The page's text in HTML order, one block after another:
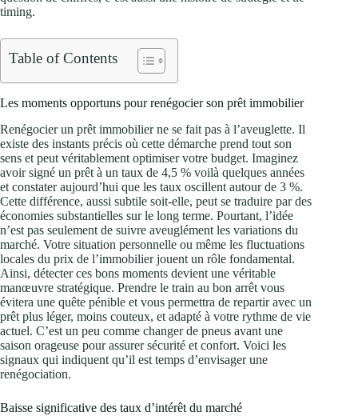
timing.
Table of Contents
Les moments opportuns pour renégocier son prêt immobilier
Renégocier un prêt immobilier ne se fait pas à l’aveuglette. Il
existe des instants précis où cette démarche prend tout son
sens et peut véritablement optimiser votre budget. Imaginez
avoir signé un prêt à un taux de 4,5 % voilà quelques années
et constater aujourd’hui que les taux oscillent autour de 3 %.
Cette différence, aussi subtile soit-elle, peut se traduire par des
économies substantielles sur le long terme. Pourtant, l’idée
n’est pas seulement de suivre aveuglément les variations du
marché. Votre situation personnelle ou même les fluctuations
locales du prix de l’immobilier jouent un rôle fondamental.
Ainsi, détecter ces bons moments devient une véritable
manœuvre stratégique. Prendre le train au bon arrêt vous
évitera une quête pénible et vous permettra de repartir avec un
prêt plus léger, moins couteux, et adapté à votre rythme de vie
actuel. C’est un peu comme changer de pneus avant une
saison orageuse pour assurer sécurité et confort. Voici les
signaux qui indiquent qu’il est temps d’envisager une
renégociation.
Baisse significative des taux d’intérêt du marché